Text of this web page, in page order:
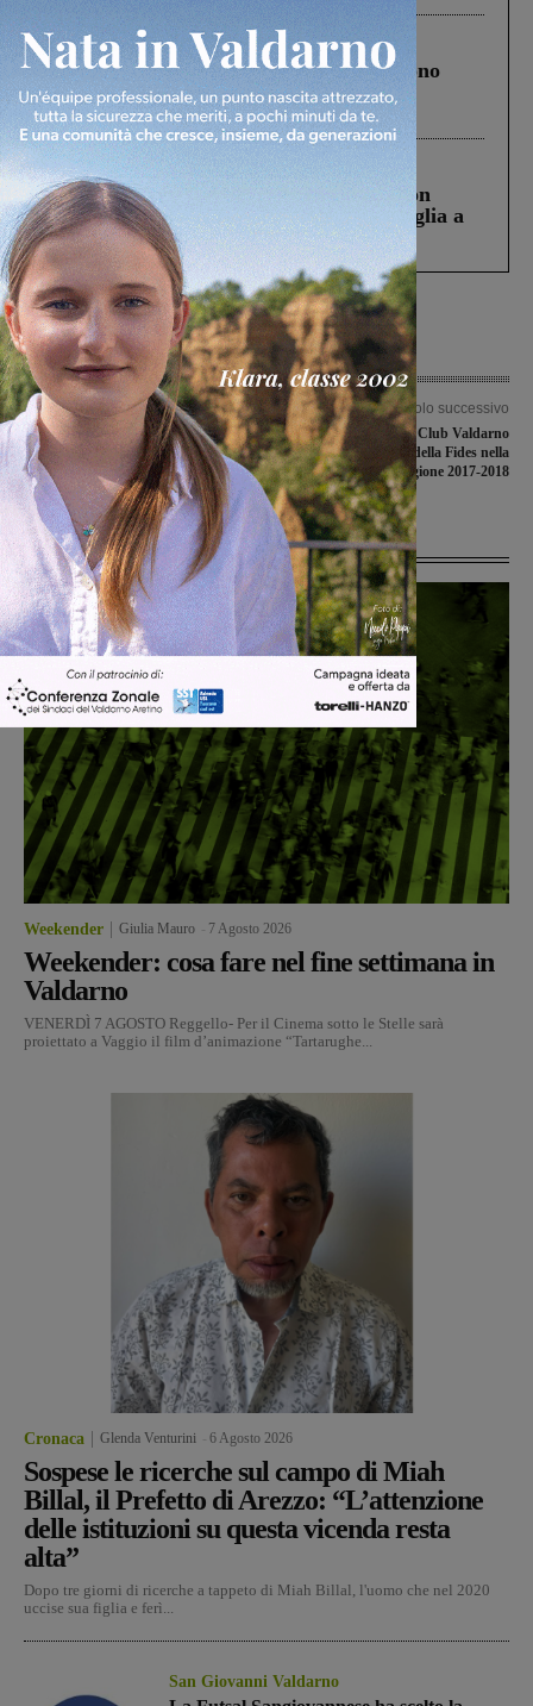
Cronaca 4 Agosto 2026
Un anno fa la strage in A1 in cui morirono
Gianni, Giulia e Franco. Lo schianto, il
processo, lo stop ai sorpassi fra tir....
Cronaca 3 Agosto 2026
Scomparso da una struttura di Castiglion
Fiorentino l’uomo che aveva ucciso la figlia a
Levane nel 2020
Articolo precedente
Il turno infrasettimanale sorride al
Valdarno Football Club, sconfitte
Rignanese e Bucinese
Articolo successivo
Il Panathlon Club Valdarno
ripercorre le gesta della Fides nella
stagione 2017-2018
Ultime Notizie
Weekender Giulia Mauro 7 Agosto 2026
Weekender: cosa fare nel fine settimana in
Valdarno
VENERDÌ 7 AGOSTO Reggello- Per il Cinema sotto le Stelle sarà
proiettato a Vaggio il film d’animazione “Tartarughe...
Cronaca Glenda Venturini 6 Agosto 2026
Sospese le ricerche sul campo di Miah
Billal, il Prefetto di Arezzo: “L’attenzione
delle istituzioni su questa vicenda resta
alta”
Dopo tre giorni di ricerche a tappeto di Miah Billal, l'uomo che nel 2020
uccise sua figlia e ferì...
San Giovanni Valdarno